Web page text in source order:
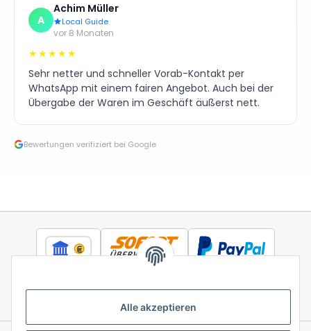
Alle akzeptieren
A
Achim Müller
Local Guide
vor 8 Monaten
★★★★★
Sehr netter und schneller Vorab-Kontakt per
WhatsApp mit einem fairen Angebot. Auch bei der
Übergabe der Waren im Geschäft äußerst nett.
Bewertungen verifiziert bei Google